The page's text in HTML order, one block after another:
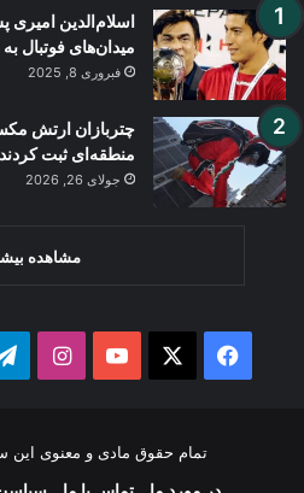
میدان‌های فوتبال
فبروری 8, 2025
چتربازان ارتش
منطقه‌ای ثبت کردند
جولای 26, 2026
مشاهده
Facebook
YouTube
تمام حقوق مادی و معنوی این